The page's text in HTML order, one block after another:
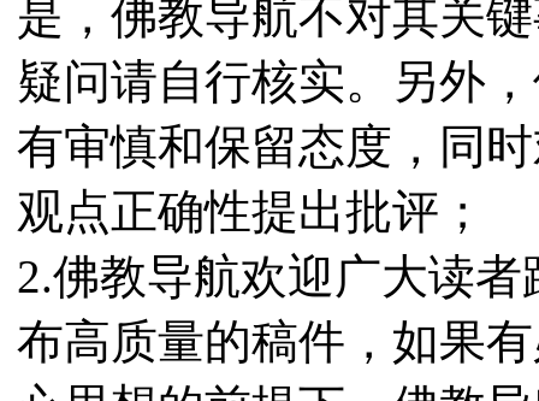
是，佛教导航不对其关
疑问请自行核实。另外
有审慎和保留态度，同
观点正确性提出批评；
2.佛教导航欢迎广大读
布高质量的稿件，如果